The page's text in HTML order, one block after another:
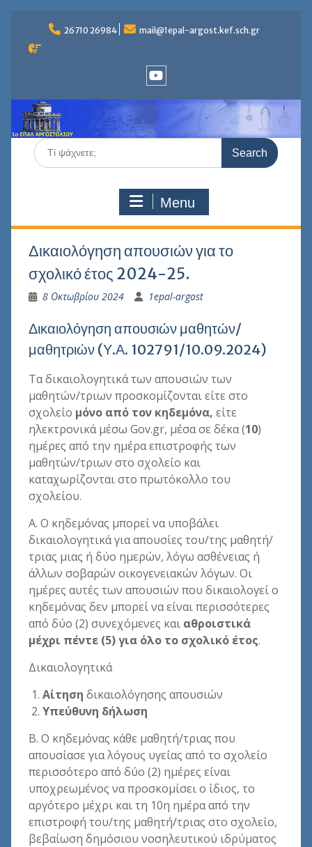
content
26710 26984 mail@1epal-argost.kef.sch.gr
Search
for:
Menu
Δικαιολόγηση απουσιών για το
σχολικό έτος 2024-25.
8 Οκτωβρίου 2024 1epal-argost
Δικαιολόγηση απουσιών μαθητών/
μαθητριών (Υ.Α. 102791/10.09.2024)
Τα δικαιολογητικά των απουσιών των
μαθητών/τριων προσκομίζονται είτε στο
σχολείο μόνο από τον κηδεμόνα, είτε
ηλεκτρονικά μέσω Gov.gr, μέσα σε δέκα (10)
ημέρες από την ημέρα επιστροφής των
μαθητών/τριων στο σχολείο και
καταχωρίζονται στο πρωτόκολλο του
σχολείου.
Α. Ο κηδεμόνας μπορεί να υποβάλει
δικαιολογητικά για απουσίες του/της μαθητή/
τριας μιας ή δύο ημερών, λόγω ασθένειας ή
άλλων σοβαρών οικογενειακών λόγων. Οι
ημέρες αυτές των απουσιών που δικαιολογεί ο
κηδεμόνας δεν μπορεί να είναι περισσότερες
από δύο (2) συνεχόμενες και αθροιστικά
μέχρι πέντε (5) για όλο το σχολικό έτος.
Δικαιολογητικά
Αίτηση δικαιολόγησης απουσιών
Υπεύθυνη δήλωση
Β. Ο κηδεμόνας κάθε μαθητή/τριας που
απουσίασε για λόγους υγείας από το σχολείο
περισσότερο από δύο (2) ημέρες είναι
υποχρεωμένος να προσκομίσει ο ίδιος, το
αργότερο μέχρι και τη 10η ημέρα από την
επιστροφή του/της μαθητή/τριας στο σχολείο,
βεβαίωση δημόσιου νοσηλευτικού ιδρύματος